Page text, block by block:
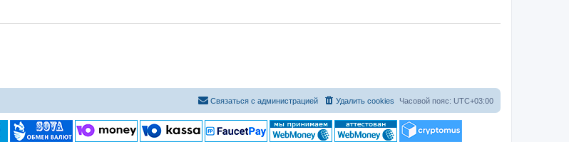
Часовой пояс: UTC+03:00
Удалить cookies
Связаться с администрацией